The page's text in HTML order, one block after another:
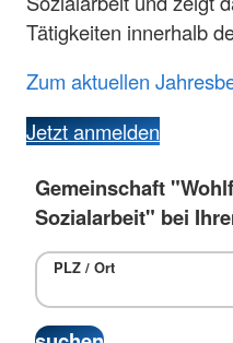
Tätigkeiten innerhalb
Zum aktuellen
Jetzt anmelden
Gemeinschaft
Sozialarbeit" bei
PLZ / Ort